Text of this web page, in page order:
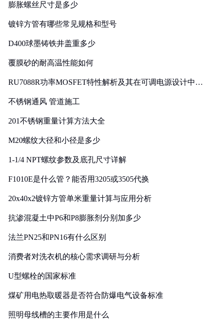
膨胀螺丝尺寸是多少
镀锌方管有哪些常见规格和型号
D400球墨铸铁井盖重多少
覆膜砂的耐高温性能如何
RU7088R功率MOSFET特性解析及其在可调电源设计中的
不锈钢通风 管道施工
201不锈钢重量计算方法大全
M20螺纹大径和小径是多少
1-1/4 NPT螺纹参数及底孔尺寸详解
F1010E是什么管？能否用3205或3505代换
20x40x2镀锌方管单米重量计算与应用分析
抗渗混凝土中P6和P8膨胀剂分别加多少
法兰PN25和PN16有什么区别
消费者对洗衣机的核心需求调研与分析
U型螺栓的国家标准
煤矿用电热取暖器是否符合防爆电气设备标准
照明母线槽的主要作用是什么